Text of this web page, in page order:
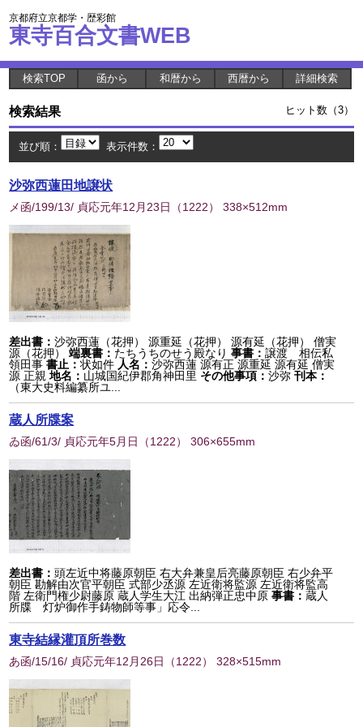
京都府立京都学・歴彩館
東寺百合文書WEB
検索TOP 函から 和暦から 西暦から 詳細検索
検索結果 ヒット数（3）
並び順： 表示件数：
沙弥西蓮田地譲状
メ函/199/13/ 貞応元年12月23日 （1222） 338×512mm
差出書：沙弥西蓮（花押） 源重延（花押） 源有延（花押） 僧実
源（花押）
端裏書： たちうちのせう殿なり 事書：譲渡 相伝私
領田事書止：状如件 人名：沙弥西蓮 源有正 源重延 源有延 僧実
源 正親 地名： 山城国紀伊郡角神田里 その他事項：沙弥刊本：
（東大史料編纂所ユ...
蔵人所牒案
ゐ函/61/3/ 貞応元年5月日 （1222） 306×655mm
差出書：頭左近中将藤原朝臣 右大弁兼皇后亮藤原朝臣 右少弁平
朝臣 勘解由次官平朝臣 式部少丞源 左近衛将監源 左近衛将監高
階 左衛門権少尉藤原 蔵人学生大江 出納弾正忠中原 事書：蔵人
所牒 灯炉御作手鋳物師等事」応令...
東寺結縁灌頂所巻数
あ函/15/16/ 貞応元年12月26日 （1222） 328×515mm